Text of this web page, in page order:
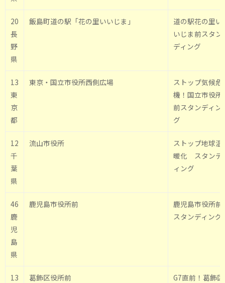
20
長
野
県
飯島町道の駅「花の里いいじま」
道の駅花の里い
いじま前スタン
ディング
13
東
京
都
東京・国立市役所西側広場
ストップ気候危
機！国立市役所
前スタンディン
グ
12
千
葉
県
流山市役所
ストップ地球温
暖化 スタンデ
ィング
46
鹿
児
島
県
鹿児島市役所前
鹿児島市役所前
スタンディング
13 葛飾区役所前 G7直前！葛飾区